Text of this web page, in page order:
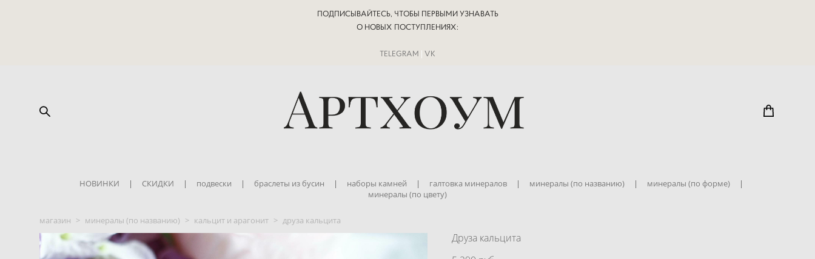
ПОДПИСЫВАЙТЕСЬ, ЧТОБЫ ПЕРВЫМИ УЗНАВАТЬ
О НОВЫХ ПОСТУПЛЕНИЯХ:
TELEGRAM | VK
НОВИНКИ | СКИДКИ | подвески | браслеты из бусин | наборы камней | галтовка минералов | минералы (по названию) | минералы (по форме)
|
минералы (по цвету)
магазин > минералы (по названию) > кальцит и арагонит > друза кальцита
Друза кальцита